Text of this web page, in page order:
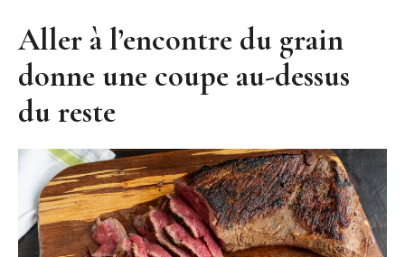
Aller à l’encontre du grain
donne une coupe au-dessus
du reste